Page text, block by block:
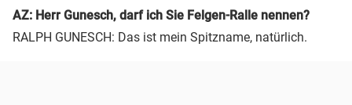
AZ: Herr Gunesch, darf ich Sie Felgen-Ralle nennen?
RALPH GUNESCH: Das ist mein Spitzname, natürlich.